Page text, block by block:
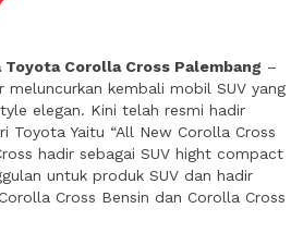
Corolla Cross Palembang –
meluncurkan kembali mobil SUV yang
elegan. Kini telah resmi hadir
Toyota Yaitu “All New Corolla Cross
hadir sebagai SUV hight compact
untuk produk SUV dan hadir
Cross Bensin dan Corolla Cross